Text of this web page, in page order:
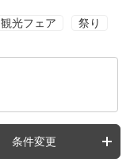
光フェア 祭り
条件変更